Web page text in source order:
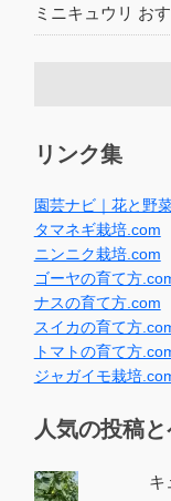
ミニキュウリ お
リンク集
園芸ナビ｜花と野
タマネギ栽培.com
ニンニク栽培.com
ゴーヤの育て方
ナスの育て方.com
スイカの育て方
トマトの育て方
ジャガイモ栽培
人気の投稿
キ